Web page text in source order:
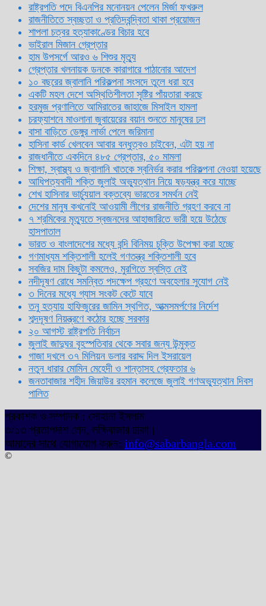
রাষ্ট্রপতি পদে বিএনপির মনোনয়ন পেলেন মির্জা ফখরুল
রাজনীতিতে স্বচ্ছতা ও প্রতিদ্বন্দ্বিতা থাকা প্রয়োজন
শাপলা চত্বর হত্যাকাণ্ডের বিচার হবে
ভাইরাল মিজান গ্রেপ্তার
হাম উপসর্গে আরও ৬ শিশুর মৃত্যু
গ্রেপ্তার খলনায়ক ডনকে কারাগারে পাঠানোর আদেশ
১০ বছরের জ্বালানি পরিকল্পনা সংসদে তুলে ধরা হবে
একটি মহল দেশে অস্থিতিশীলতা সৃষ্টির পাঁয়তারা করছে
হরমুজ প্রণালিতে আমিরাতের জাহাজে মিসাইল হামলা
চরফ্যাশনে মাওলানা জুবায়েরের বয়ান শুনতে মানুষের ঢল
বাসা বাড়িতে ডেঙ্গুর লার্ভা পেলে জরিমানা
হাসিনা কার্ড খেলবেন আবার বন্ধুত্বও চাইবেন, এটা হয় না
রাজধানীতে একদিনে ৪৮৫ গ্রেপ্তার, ৫০ মামলা
শিক্ষা, স্বাস্থ্য ও জ্বালানি খাতকে স্বনির্ভর করার পরিকল্পনা নেওয়া হয়েছে
আধিপত্যবাদী শক্তি জুলাই অভ্যুত্থান নিয়ে ষড়যন্ত্র করে যাচ্ছে
শেখ হাসিনার ভার্চ্যুয়াল বক্তব্যে ভারতের সমর্থন নেই
দেশের মানুষ কখনোই আওয়ামী লীগের রাজনীতি গ্রহণ করবে না
৭ শ্রমিকের মৃত্যুতে স্বজনদের আহাজারিতে ভারী হয়ে উঠেছে
হাসপাতাল
ভারত ও বাংলাদেশের মধ্যে বন্দি বিনিময় চুক্তি উপেক্ষা করা হচ্ছে
গণমাধ্যম শক্তিশালী হলেই গণতন্ত্র শক্তিশালী হবে
সবজির দাম কিছুটা কমলেও, মুরগিতে স্বস্তি নেই
নদীদূষণ রোধে সমন্বিত পদক্ষেপ গ্রহণে অবহেলার সুযোগ নেই
৩ দিনের মধ্যে গ্যাস সংকট কেটে যাবে
তনু হত্যায় হাফিজুরের জামিন স্থগিত, আত্মসমর্পণের নির্দেশ
শব্দদূষণ নিয়ন্ত্রণে কঠোর হচ্ছে সরকার
২০ আগস্ট রাষ্ট্রপতি নির্বাচন
জুলাই জাদুঘর বৃহস্পতিবার থেকে সবার জন্য উন্মুক্ত
গাজা দখলে ৩৭ মিলিয়ন ডলার বরাদ্দ দিল ইসরায়েল
নতুন ধারার মোমিন মেহেদী ও শান্তাসহ গ্রেফতার ৬
জনতাবাজার শহীদ জিয়াউর রহমান কলেজে জুলাই গণঅভ্যুত্থান দিবস
পালিত
প্রকাশক ও সম্পাদক : সোহানা ইসলাম
৩/১৩ প্রতাপদাশ লেন, লক্ষিবাজার ঢাকা।
আমাদের সাথে যোগাযোগ করুন: info@sabarbangla.com
©